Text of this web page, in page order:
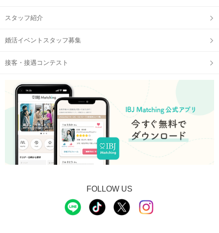
STEP2 自分のプロフィールをチェック
スタッフ紹介
婚活イベントスタッフ募集
接客・接遇コンテスト
FOLLOW US